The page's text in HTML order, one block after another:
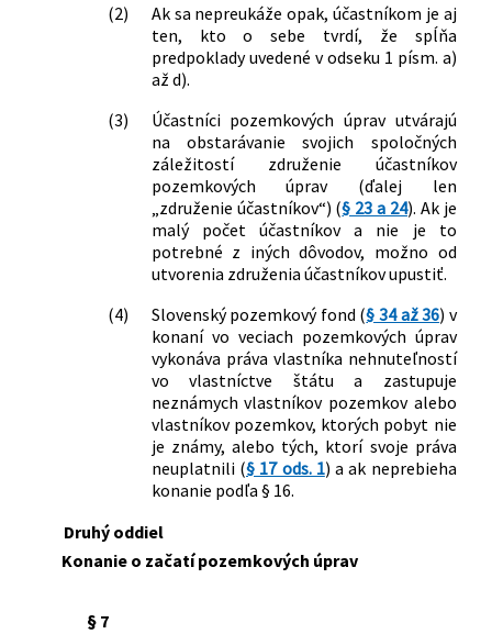
sporového poriadku, Civilného
mimosporového poriadku a Správneho
súdneho poriadku a o zmene a doplnení
niektorých zákonov
153/2017 Z. z.
Zákon, ktorým sa mení a dopĺňa zákon
Slovenskej národnej rady č. 330/1991
Zb. o pozemkových úpravách,
usporiadaní pozemkového vlastníctva,
pozemkových úradoch, pozemkovom
fonde a o pozemkových
spoločenstvách v znení neskorších
predpisov a ktorým sa menia a
dopĺňajú niektoré zákony
177/2018 Z. z.
Zákon o niektorých opatreniach na
znižovanie administratívnej záťaže
využívaním informačných systémov
verejnej správy a o zmene a doplnení
niektorých zákonov (zákon proti
byrokracii)
119/2019 Z. z.
Zákon, ktorým sa mení a dopĺňa zákon
Slovenskej národnej rady č. 330/1991
usporiadaní pozemkového vlastníctva,
pozemkových úradoch, pozemkovom
(2)
Ak sa nepreukáže opak, účastníkom je aj
ten, kto o sebe tvrdí, že spĺňa
predpoklady uvedené v odseku 1 písm. a)
až d).
(3)
Účastníci pozemkových úprav utvárajú
na obstarávanie svojich spoločných
záležitostí združenie účastníkov
pozemkových úprav (ďalej len
„združenie účastníkov“) (§ 23 a 24). Ak je
malý počet účastníkov a nie je to
potrebné z iných dôvodov, možno od
utvorenia združenia účastníkov upustiť.
(4)
Slovenský pozemkový fond (§ 34 až 36) v
konaní vo veciach pozemkových úprav
vykonáva práva vlastníka nehnuteľností
vo vlastníctve štátu a zastupuje
neznámych vlastníkov pozemkov alebo
vlastníkov pozemkov, ktorých pobyt nie
je známy, alebo tých, ktorí svoje práva
neuplatnili (§ 17 ods. 1) a ak neprebieha
konanie podľa § 16.
Druhý oddiel
Konanie o začatí pozemkových úprav
§ 7